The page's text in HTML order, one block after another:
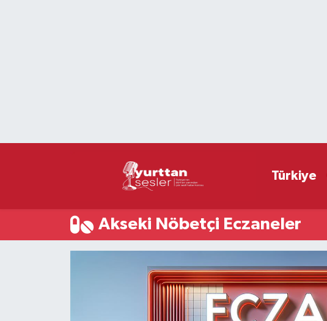
Türkiye
Akseki Nöbetçi Eczaneler
Süper Lig Puan Durumu ve Fikstür
Son Dakika Haberleri